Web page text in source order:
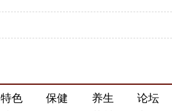
特色 保健 养生
论坛